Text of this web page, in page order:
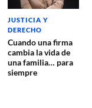
JUSTICIA Y
DERECHO
Cuando una firma
cambia la vida de
una familia… para
siempre